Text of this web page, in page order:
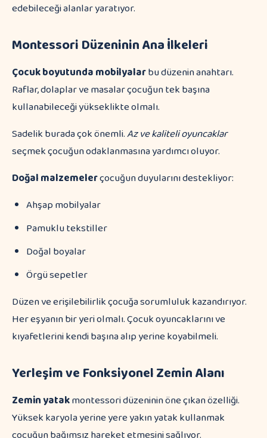
edebileceği alanlar yaratıyor.
Montessori Düzeninin Ana İlkeleri
Çocuk boyutunda mobilyalarbu düzenin anahtarı.
Raflar, dolaplar ve masalar çocuğun tek başına
kullanabileceği yükseklikte olmalı.
Sadelik burada çok önemli.Az ve kaliteli oyuncaklar
seçmek çocuğun odaklanmasına yardımcı oluyor.
Doğal malzemelerçocuğun duyularını destekliyor:
Ahşap mobilyalar
Pamuklu tekstiller
Doğal boyalar
Örgü sepetler
Düzen ve erişilebilirlik çocuğa sorumluluk kazandırıyor.
Her eşyanın bir yeri olmalı. Çocuk oyuncaklarını ve
kıyafetlerini kendi başına alıp yerine koyabilmeli.
Yerleşim ve Fonksiyonel Zemin Alanı
Zemin yatakmontessori düzeninin öne çıkan özelliği.
Yüksek karyola yerine yere yakın yatak kullanmak